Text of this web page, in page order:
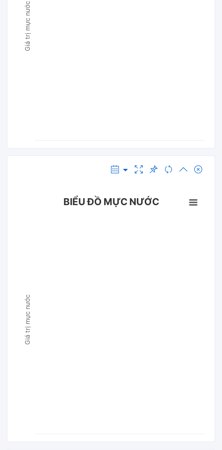
Giá trị mực nước
Giá trị mực nước
BIỂU ĐỒ MỰC NƯỚC